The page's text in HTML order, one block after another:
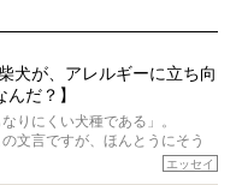
犬が、アレルギーに立ち向
だ？】
りにくい犬種である」。
文言ですが、ほんとうにそう
エッセイ